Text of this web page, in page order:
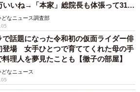
ォントの基となる字を書いた坂口綱紀さん
、おにぎりや日本酒といった食品
・三國無双5」やドラマ「陸王」など
いいね→「本家」総院長も体張って31万
どなニュース調査部
で話題になった令和初の仮面ライダー俳
登場 女手ひとつで育ててくれた母の手
料理人を夢見たことも【徹子の部屋】
どなニュース